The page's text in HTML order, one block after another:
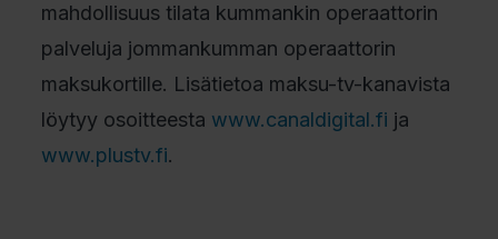
mahdollisuus tilata kummankin operaattorin
palveluja jommankumman operaattorin
maksukortille. Lisätietoa maksu-tv-kanavista
löytyy osoitteesta www.canaldigital.fi ja
www.plustv.fi.